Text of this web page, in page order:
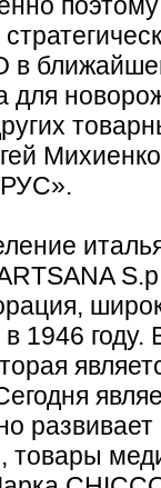
для
1946 году.
товары